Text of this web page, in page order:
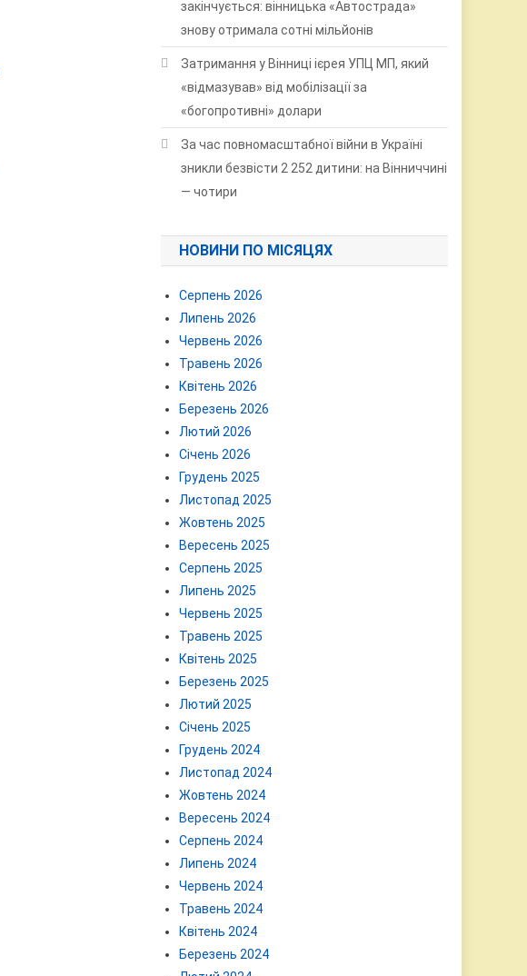
закінчується: вінницька «Автострада»
знову отримала сотні мільйонів
Затримання у Вінниці ієрея УПЦ МП, який
«відмазував» від мобілізації за
«богопротивні» долари
За час повномасштабної війни в Україні
зникли безвісти 2 252 дитини: на Вінниччині
— чотири
НОВИНИ ПО МІСЯЦЯХ
Серпень 2026
Липень 2026
Червень 2026
Травень 2026
Квітень 2026
Березень 2026
Лютий 2026
Січень 2026
Грудень 2025
Листопад 2025
Жовтень 2025
Вересень 2025
Серпень 2025
Липень 2025
Червень 2025
Травень 2025
Квітень 2025
Березень 2025
Лютий 2025
Січень 2025
Грудень 2024
Листопад 2024
Жовтень 2024
Вересень 2024
Серпень 2024
Липень 2024
Червень 2024
Травень 2024
Квітень 2024
Березень 2024